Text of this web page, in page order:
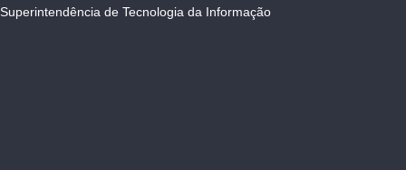
Superintendência de Tecnologia da Informação